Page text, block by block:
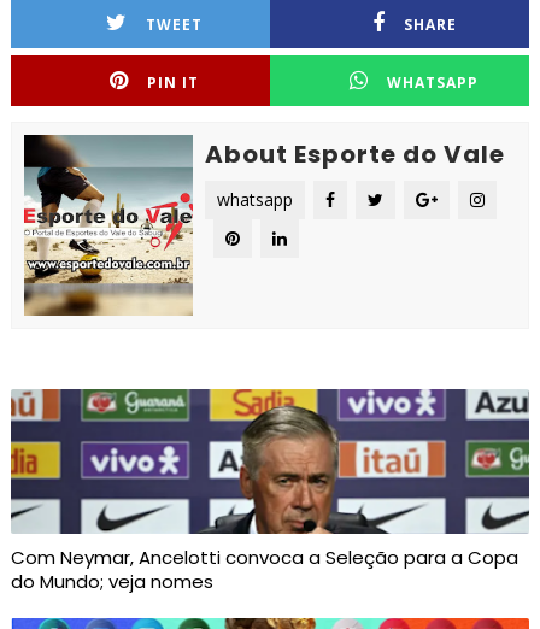
TWEET SHARE
PIN IT WHATSAPP
About Esporte do Vale
whatsapp
Com Neymar, Ancelotti convoca a Seleção para a Copa
do Mundo; veja nomes